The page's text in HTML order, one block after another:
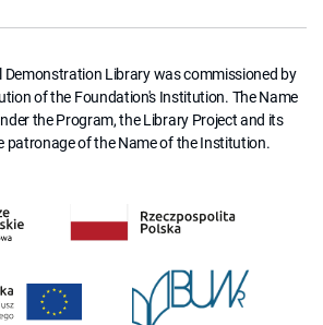
Demonstration Library was commissioned by
of the Foundation's Institution. The Name
the Program, the Library Project and its
patronage of the Name of the Institution.